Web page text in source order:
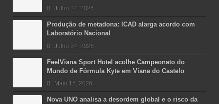
Julho 24, 2026
Produção de metadona: ICAD alarga acordo com
Laboratório Nacional
Julho 24, 2026
FeelViana Sport Hotel acolhe Campeonato do
Mundo de Fórmula Kyte em Viana do Castelo
Maio 15, 2026
Nova UNO analisa a desordem global e o risco da